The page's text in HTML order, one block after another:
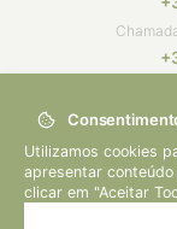
Utilizamos cookies
apresentar
clicar em "Aceitar